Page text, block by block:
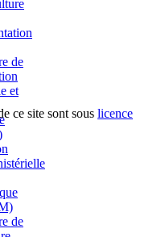
ce site sont sous licence